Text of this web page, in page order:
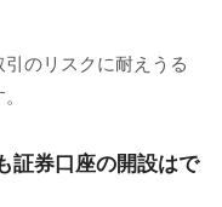
のリスクに耐えうる
証券口座の開設はで